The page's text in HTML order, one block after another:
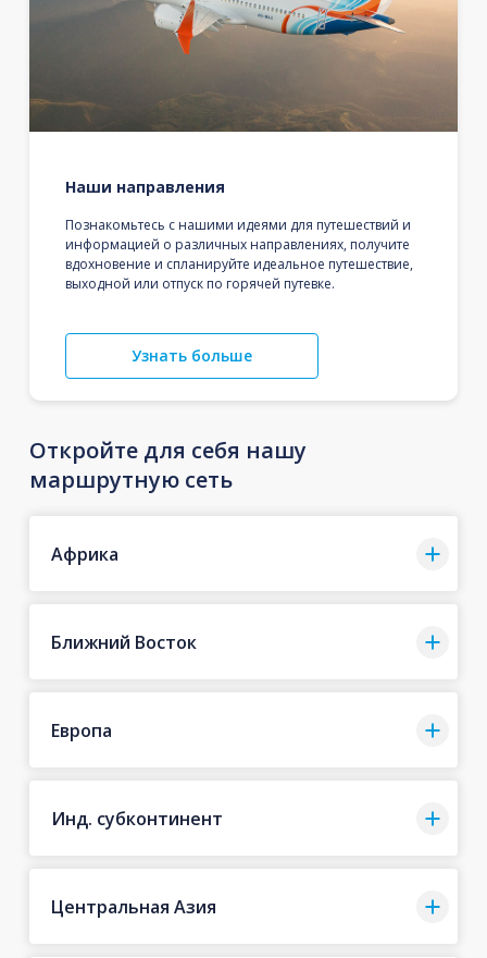
Наши направления
Познакомьтесь с нашими идеями для путешествий и
информацией о различных направлениях, получите
вдохновение и спланируйте идеальное путешествие,
выходной или отпуск по горячей путевке.
Узнать больше
Откройте для себя нашу
маршрутную сеть
Африка
Ближний Восток
Европа
Инд. субконтинент
Центральная Азия